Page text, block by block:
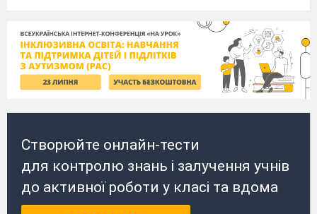
Створюйте онлайн-тести
для контролю знань і залучення учнів
до активної роботи у класі та вдома